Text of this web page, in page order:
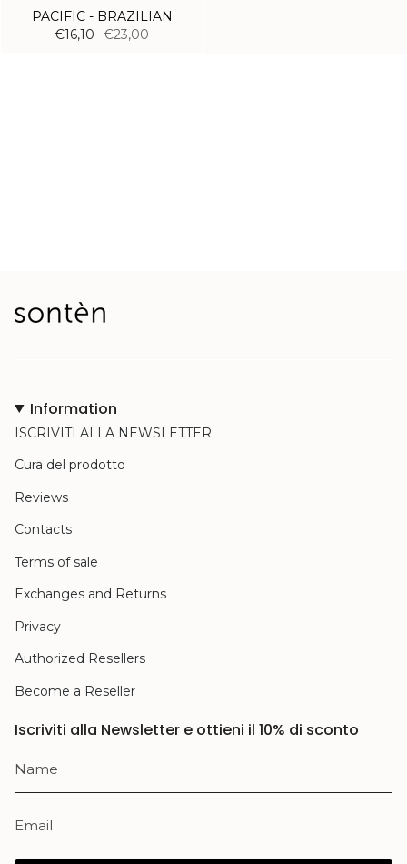
PACIFIC - BRAZILIAN
€16,10
€23,00
Information
ISCRIVITI ALLA NEWSLETTER
Cura del prodotto
Reviews
Contacts
Terms of sale
Exchanges and Returns
Privacy
Authorized Resellers
Become a Reseller
Iscriviti alla Newsletter e ottieni il 10% di sconto